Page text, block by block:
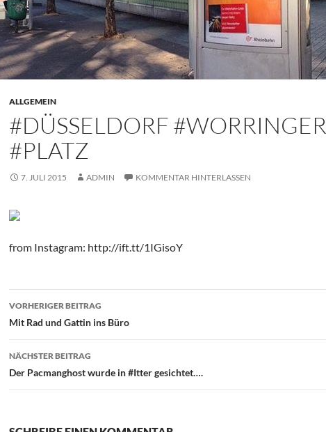
ALLGEMEIN
#DÜSSELDORF #WORRINGER
#PLATZ
7. JULI 2015 ADMIN KOMMENTAR HINTERLASSEN
from Instagram: http://ift.tt/1IGisoY
Beitragsnavigation
VORHERIGER BEITRAG
Mit Rad und Gattin ins Büro
NÄCHSTER BEITRAG
Der Pacmanghost wurde in #Itter gesichtet….